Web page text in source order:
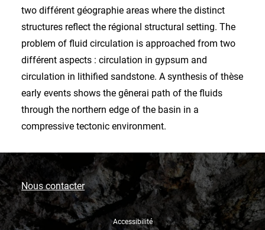
two différent géographie areas where the distinct
structures reflect the régional structural setting. The
problem of fluid circulation is approached from two
différent aspects : circulation in gypsum and
circulation in lithified sandstone. A synthesis of thèse
early events shows the gênerai path of the fluids
through the northern edge of the basin in a
compressive tectonic environment.
Nous contacter
Accessibilité